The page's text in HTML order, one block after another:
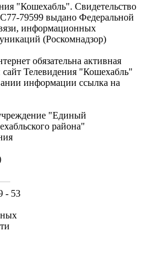
"Кошехабль". Свидетельство
79599 выдано Федеральной
информационных
(Роскомнадзор)
обязательна активная
Телевидения "Кошехабль"
информации ссылка на
"Единый
района"
- 53